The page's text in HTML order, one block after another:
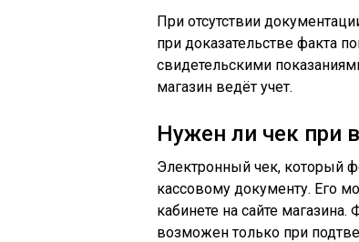
При отсутствии
при доказательстве факта
свидетельскими
магазин ведёт учет.
Нужен ли чек при
Электронный чек, который
кассовому документу. Его
кабинете на сайте
возможен только при